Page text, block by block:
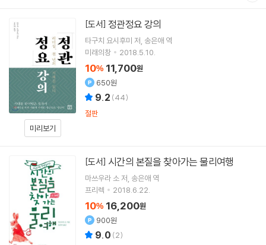
미리보기
[도서] 정관정요 강의
타구치 요시후미 저 송은애 역
미래의창
2018.5.10.
10% 11,700원
650원
9.2 (44)
절판
[도서] 시간의 본질을 찾아가는 물리여행
마쓰우라 소 저 송은애 역
프리렉
2018.6.22.
10% 16,200원
900원
9.0 (2)